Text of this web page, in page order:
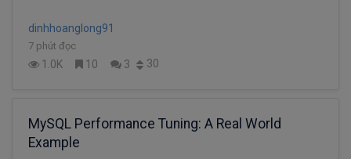
dinhhoanglong91
7 phút đọc
1.0K 10 3 30
MySQL Performance Tuning: A Real World
Example